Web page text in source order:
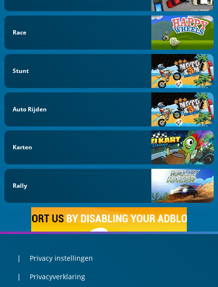
Race
Stunt
Auto Rijden
Karten
Rally
Privacy instellingen
Privacyverklaring